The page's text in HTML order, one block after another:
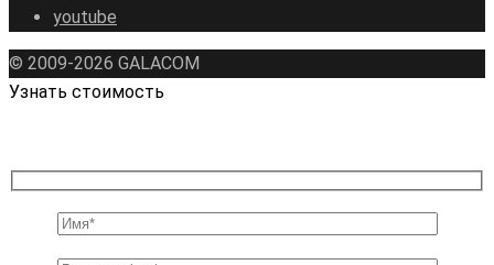
youtube
© 2009-2026 GALAСOM
Узнать стоимость